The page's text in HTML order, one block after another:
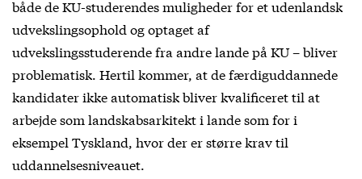
både de KU-studerendes muligheder for et udenlandsk
udvekslingsophold og optaget af
udvekslingsstuderende fra andre lande på KU – bliver
problematisk. Hertil kommer, at de færdiguddannede
kandidater ikke automatisk bliver kvalificeret til at
arbejde som landskabsarkitekt i lande som for i
eksempel Tyskland, hvor der er større krav til
uddannelsesniveauet.